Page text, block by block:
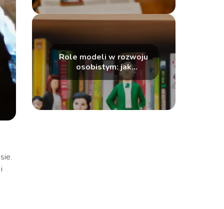
Role modeli w rozwoju
osobistym: jak
inspirować się innymi